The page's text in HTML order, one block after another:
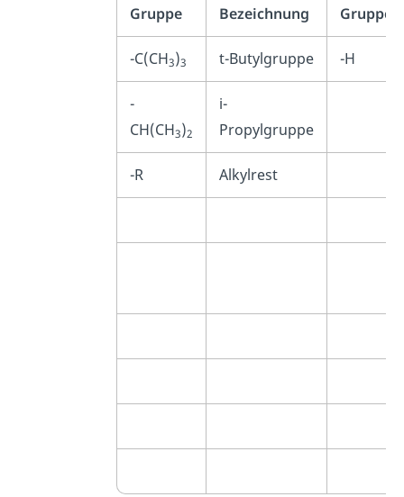
Gruppe Bezeichnung Gruppe
-C(CH3)3 t-Butylgruppe -H
-
CH(CH3)2
i-
Propylgruppe
-R Alkylrest